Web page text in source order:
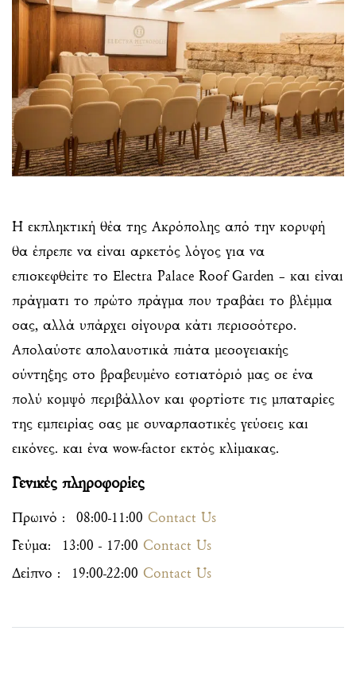
Η εκπληκτική θέα της Ακρόπολης από την κορυφή
θα έπρεπε να είναι αρκετός λόγος για να
επισκεφθείτε το Electra Palace Roof Garden – και είναι
πράγματι το πρώτο πράγμα που τραβάει το βλέμμα
σας, αλλά υπάρχει σίγουρα κάτι περισσότερο.
Απολαύστε απολαυστικά πιάτα μεσογειακής
σύντηξης στο βραβευμένο εστιατόριό μας σε ένα
πολύ κομψό περιβάλλον και φορτίστε τις μπαταρίες
της εμπειρίας σας με συναρπαστικές γεύσεις και
εικόνες. και ένα wow-factor εκτός κλίμακας.
Γενικές πληροφορίες
Πρωινό : 08:00-11:00 Contact Us
Γεύμα:
13:00 - 17:00 Contact Us
Δείπνο :
19:00-22:00 Contact Us